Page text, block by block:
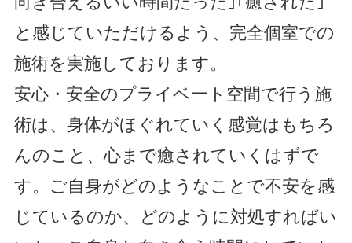
と感じていただけるよう、完全個室での
施術を実施しております。
安心・安全のプライベート空間で行う施
術は、身体がほぐれていく感覚はもちろ
んのこと、心まで癒されていくはずで
す。ご自身がどのようなことで不安を感
じているのか、どのように対処すればい